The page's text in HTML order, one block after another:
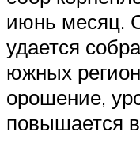
июнь месяц.
удается
южных
орошение,
повышается